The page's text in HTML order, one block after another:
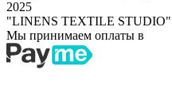
2025
"LINENS TEXTILE
Мы принимаем оплаты в